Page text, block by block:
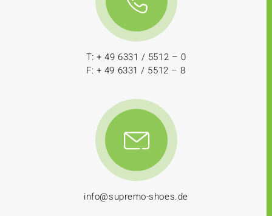
T: + 49 6331 / 5512 – 0
F: + 49 6331 / 5512 – 8
info@supremo-shoes.de